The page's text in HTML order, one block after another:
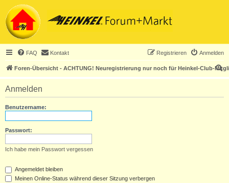
FAQ Kontakt Anmelden
Registrieren
Foren-Übersicht - ACHTUNG! Neuregistrierung nur noch für Heinkel-Club-
S
u
Anmelden
Benutzername:
Passwort:
Ich habe mein Passwort vergessen
Angemeldet bleiben
Meinen Online-Status während dieser Sitzung verbergen